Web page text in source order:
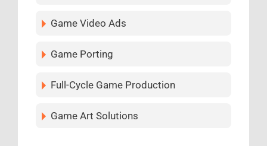
Game Video Ads
Game Porting
Full-Cycle Game Production
Game Art Solutions